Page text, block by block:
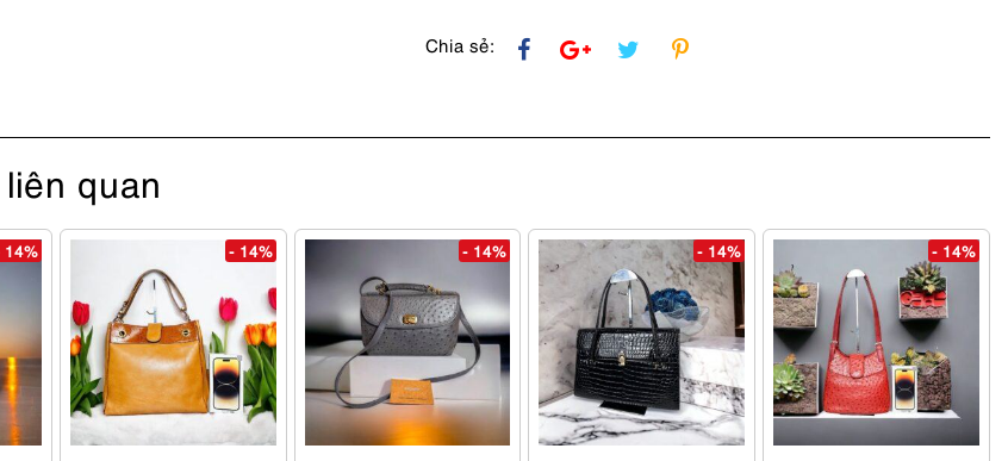
Chia sẻ:
quan
14% - 14% - 14% - 14% - 14%